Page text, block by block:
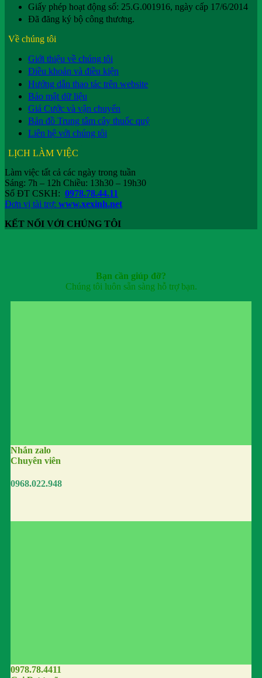
Giấy phép hoạt động số: 25.G.001916, ngày cấp 17/6/2014
Đã đăng ký bộ công thương.
Về chúng tôi
Giới thiệu về chúng tôi
Điều khoản và điều kiện
Hướng dẫn thao tác trên website
Bảo mật dữ liệu
Giá Cước và vận chuyển
Bản đồ Trung tâm cây thuốc quý
Liên hệ với chúng tôi
LỊCH LÀM VIỆC
Làm việc tất cả các ngày trong tuần
Sáng: 7h – 12h Chiều: 13h30 – 19h30
Số ĐT CSKH: 0978.78.44.11
Đơn vị tài trợ: www.xexinh.net
KẾT NỐI VỚI CHÚNG TÔI
Bạn cần giúp đỡ?
Chúng tôi luôn sẵn sàng hỗ trợ bạn.
Nhắn zalo
Chuyên viên
0968.022.948
0978.78.4411